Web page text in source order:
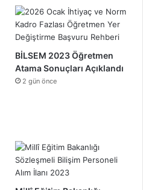
BİLSEM 2023 Öğretmen
Atama Sonuçları Açıklandı
2 gün önce